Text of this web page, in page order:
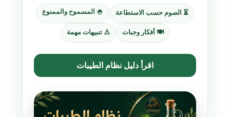
⏳ الصوم حسب الاستطاعة 🍚 المسموح والممنوع
🍽️ أفكار وجبات ⚠️ تنبيهات مهمة
اقرأ دليل نظام الطيبات